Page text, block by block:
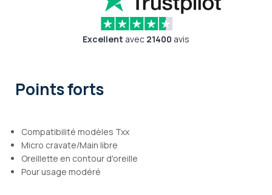
Excellent avec 21400 avis
Points forts
Compatibilité modèles Txx
Micro cravate/Main libre
Oreillette en contour d'oreille
Pour usage modéré